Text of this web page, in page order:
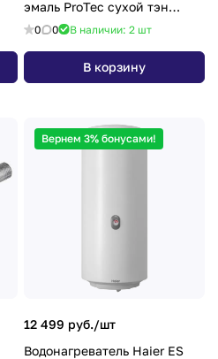
эмаль ProTec сухой тэн
Midea MWH-8015-RED
0 0 В наличии: 2 шт
В корзину
Вернем 3% бонусами!
12 499 руб./шт
Водонагреватель Haier ES